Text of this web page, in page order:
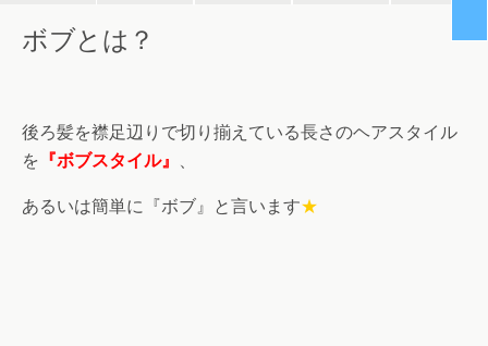
ボブとは？
後ろ髪を襟足辺りで切り揃えている長さのヘアスタイル
を 『ボブスタイル』 、
あるいは簡単に『ボブ』と言います★